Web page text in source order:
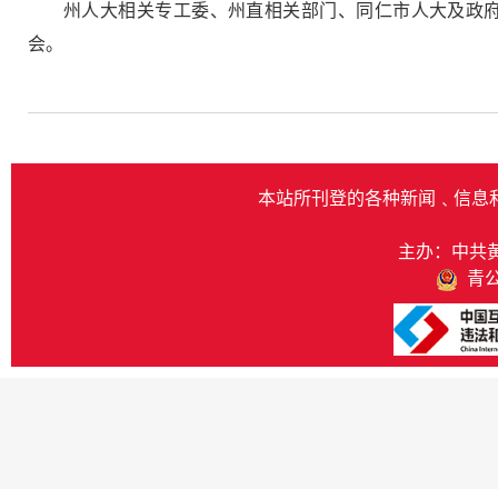
州人大相关专工委、州直相关部门、同仁市人大及政
会。
本站所刊登的各种新闻﹑信息
主办：中共
青